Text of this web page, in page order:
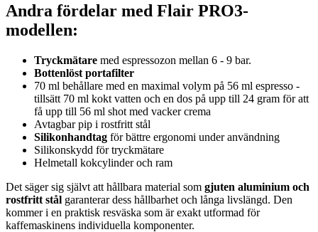
Andra fördelar med Flair PRO3-
modellen:
Tryckmätare med espressozon mellan 6 - 9 bar.
Bottenlöst portafilter
70 ml behållare med en maximal volym på 56 ml espresso -
tillsätt 70 ml kokt vatten och en dos på upp till 24 gram för att
få upp till 56 ml shot med vacker crema
Avtagbar pip i rostfritt stål
Silikonhandtag för bättre ergonomi under användning
Silikonskydd för tryckmätare
Helmetall kokcylinder och ram
Det säger sig självt att hållbara material som gjuten aluminium och
rostfritt stål garanterar dess hållbarhet och långa livslängd. Den
kommer i en praktisk resväska som är exakt utformad för
kaffemaskinens individuella komponenter.